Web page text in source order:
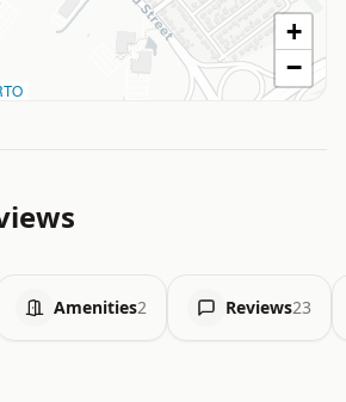
+
−
Amenities2 Reviews23